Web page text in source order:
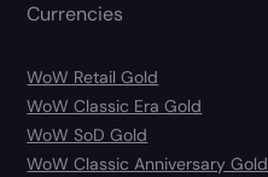
Currencies
WoW Retail Gold
WoW Classic Era Gold
WoW SoD Gold
WoW Classic Anniversary Gold